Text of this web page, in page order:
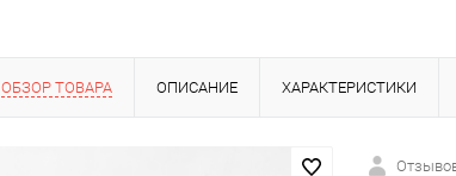
ОБЗОР ТОВАРА ОПИСАНИЕ ХАРАКТЕРИСТИКИ